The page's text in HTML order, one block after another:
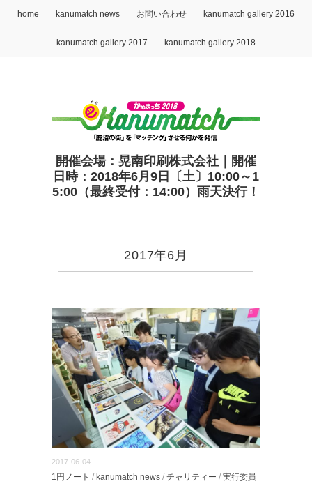
home kanumatch news お問い合わせ kanumatch gallery 2016
kanumatch gallery 2017 kanumatch gallery 2018
開催会場：晃南印刷株式会社｜開催
日時：2018年6月9日〔土〕10:00～1
5:00（最終受付：14:00）雨天決行！
2017年6月
2017-06-04
1円ノート / kanumatch news / チャリティー / 実行委員